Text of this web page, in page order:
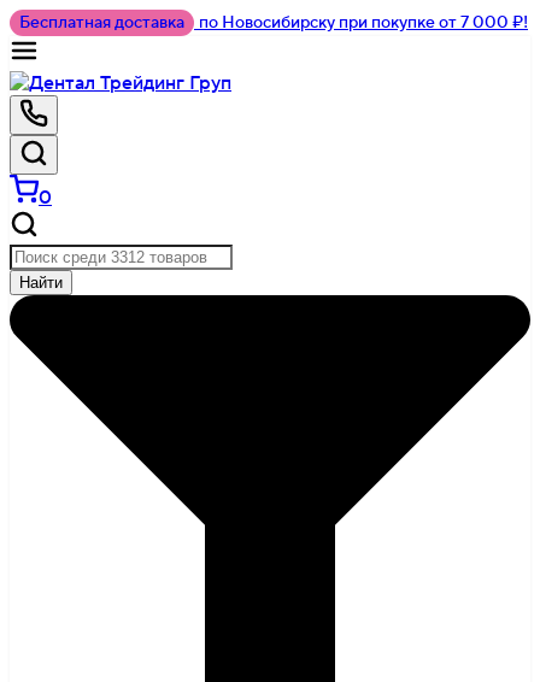
Бесплатная доставка по Новосибирску при покупке от 7 000 ₽!
0
Найти